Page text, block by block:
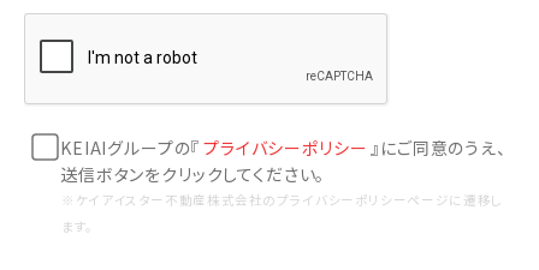
KEIAIグループの『 プライバシーポリシー 』にご同意のうえ、
送信ボタンをクリックしてください。
※ケイアイスター不動産株式会社のプライバシーポリシーページに遷移し
ます。